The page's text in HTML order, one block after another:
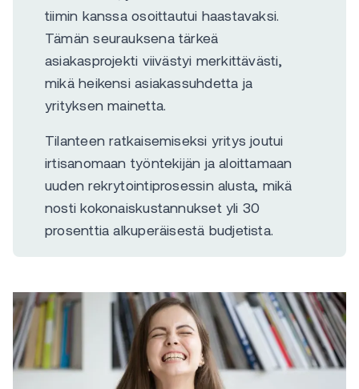
tiimin kanssa osoittautui haastavaksi.
Tämän seurauksena tärkeä
asiakasprojekti viivästyi merkittävästi,
mikä heikensi asiakassuhdetta ja
yrityksen mainetta.
Tilanteen ratkaisemiseksi yritys joutui
irtisanomaan työntekijän ja aloittamaan
uuden rekrytointiprosessin alusta, mikä
nosti kokonaiskustannukset yli 30
prosenttia alkuperäisestä budjetista.